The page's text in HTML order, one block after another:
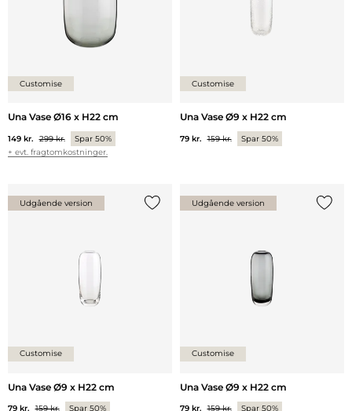
Customise
Una Vase Ø16 x H22 cm
149 kr. 299 kr.
Spar 50%
+ evt. fragtomkostninger.
Customise
Una Vase Ø9 x H22 cm
79 kr. 159 kr. Spar 50%
Udgående version
Customise
Una Vase Ø9 x H22 cm
79 kr. 159 kr.
Spar 50%
Udgående version
Customise
Una Vase Ø9 x H22 cm
79 kr. 159 kr.
Spar 50%